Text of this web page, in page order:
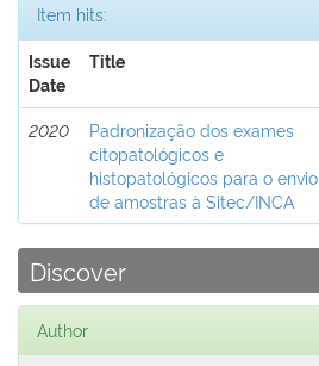
Item hits:
Issue
Date
Title
2020
Padronização dos exames
citopatológicos e
histopatológicos para o envio
de amostras à Sitec/INCA
Discover
Author